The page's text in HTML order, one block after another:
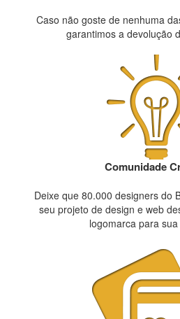
Caso não goste de nenhuma
garantimos a devolução
Comunidade
Deixe que 80.000 designers do
seu projeto de design e web
logomarca para